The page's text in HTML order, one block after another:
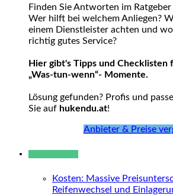
Finden Sie Antworten im Ratgeber
Wer hilft bei welchem Anliegen?
einem Dienstleister achten und
richtig gutes Service?
Hier gibt's Tipps und Checklisten
„Was-tun-wenn“- Momente.
Lösung gefunden? Profis und
Sie auf hukendu.at!
Anbieter & Preise
Kosten: Massive
Reifenwechsel und